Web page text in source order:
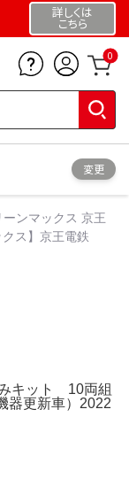
詳しくは
こちら
0
変更
ーンマックス 京王
ス】京王電鉄